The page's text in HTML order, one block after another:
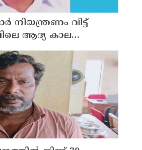
നിയന്ത്രണം വിട്ട്
ആദ്യ കാല
മരിച്ചു